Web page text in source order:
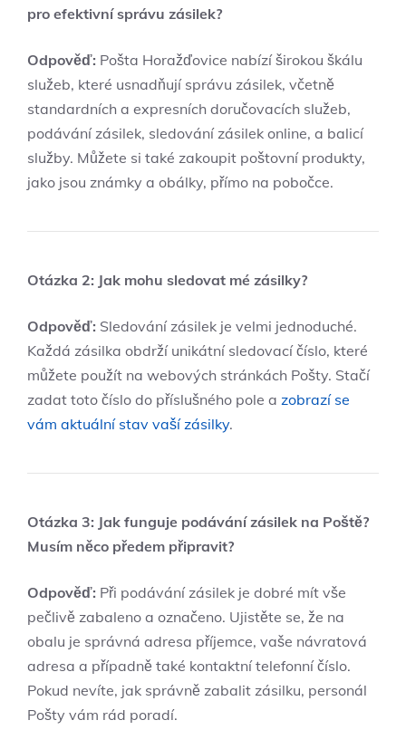
pro efektivní správu zásilek?
Odpověď: Pošta Horažďovice nabízí širokou škálu
služeb, které usnadňují správu zásilek, včetně
standardních a expresních doručovacích služeb,
podávání zásilek, sledování zásilek online, a balicí
služby. Můžete si také zakoupit poštovní produkty,
jako jsou známky a obálky, přímo na pobočce.
Otázka 2: Jak mohu sledovat mé zásilky?
Odpověď: Sledování zásilek je velmi jednoduché.
Každá zásilka obdrží unikátní sledovací číslo, které
můžete použít na webových stránkách Pošty. Stačí
zadat toto číslo do příslušného pole a zobrazí se
vám aktuální stav vaší zásilky.
Otázka 3: Jak funguje podávání zásilek na Poště?
Musím něco předem připravit?
Odpověď: Při podávání zásilek je dobré mít vše
pečlivě zabaleno a označeno. Ujistěte se, že na
obalu je správná adresa příjemce, vaše návratová
adresa a případně také kontaktní telefonní číslo.
Pokud nevíte, jak správně zabalit zásilku, personál
Pošty vám rád poradí.